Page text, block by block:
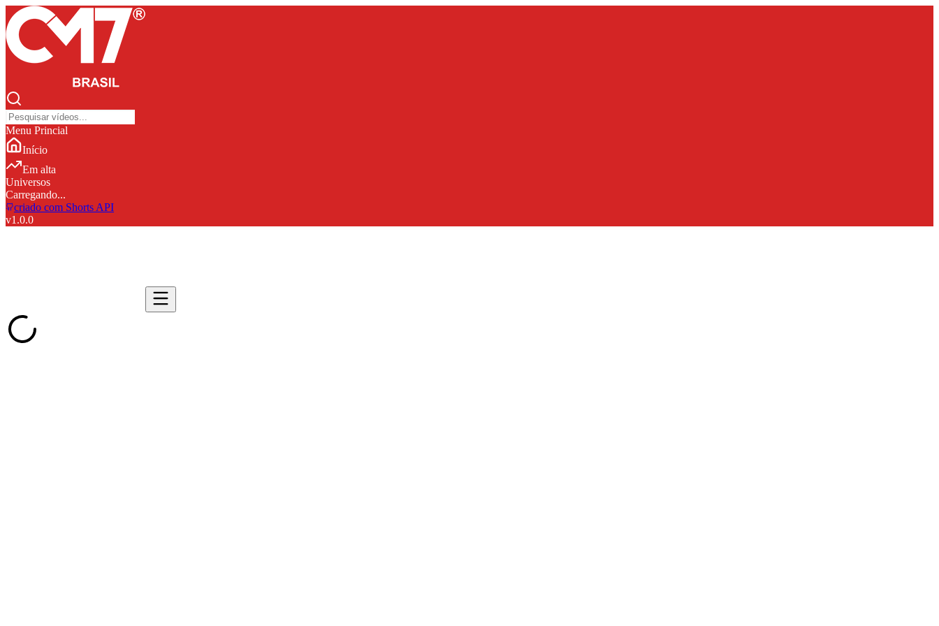
Menu Princial
Início
Em alta
Universos
Carregando...
criado com Shorts API
v1.0.0